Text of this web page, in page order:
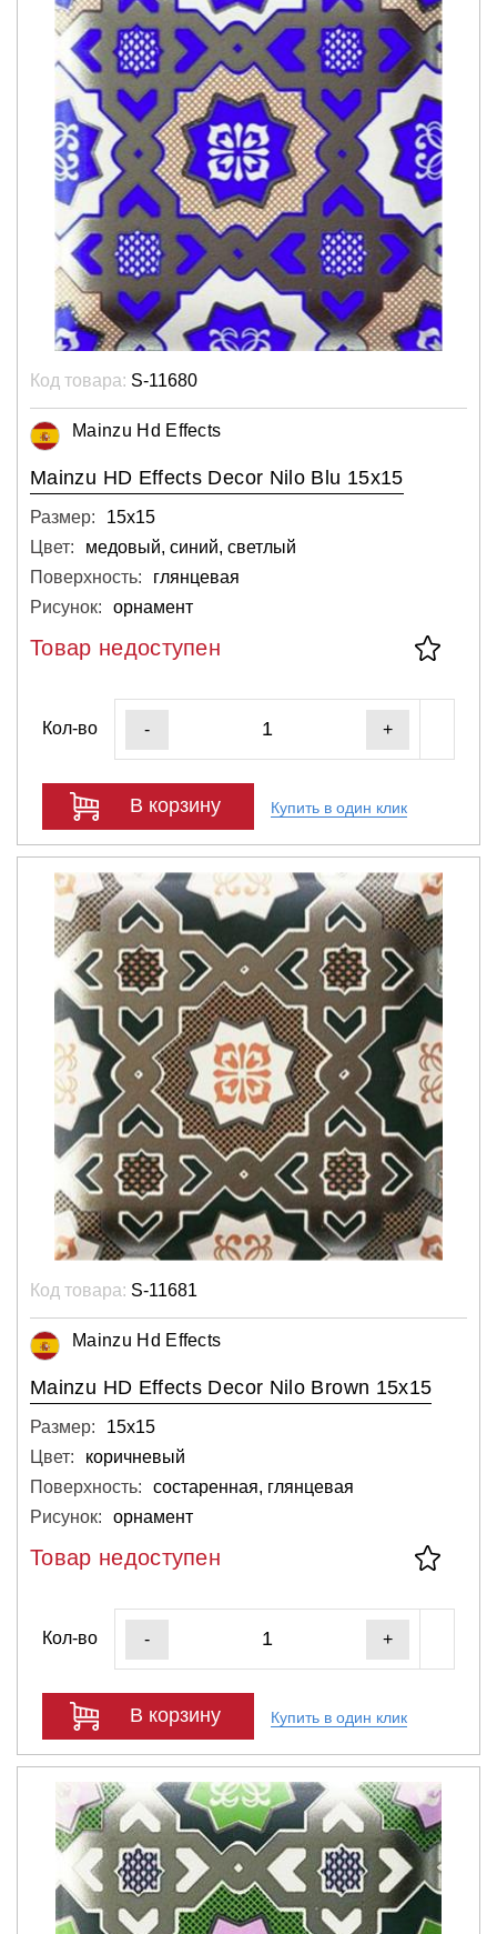
Код товара: S-11680
Mainzu Hd Effects
Mainzu HD Effects Decor Nilo Blu 15x15
Размер:
15х15
Цвет:
медовый, синий, светлый
Поверхность:
глянцевая
Рисунок:
орнамент
Товар недоступен
Кол-во - +
В корзину Купить в один клик
Код товара: S-11681
Mainzu Hd Effects
Mainzu HD Effects Decor Nilo Brown 15x15
Размер:
15х15
Цвет:
коричневый
Поверхность:
состаренная, глянцевая
Рисунок:
орнамент
Товар недоступен
Кол-во - +
В корзину Купить в один клик